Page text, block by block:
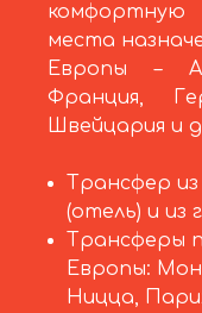
комфортную
места
Европы –
Франция,
Швейцария и
Трансфер
(отель) и из
Трансферы
Европы:
Ницца,